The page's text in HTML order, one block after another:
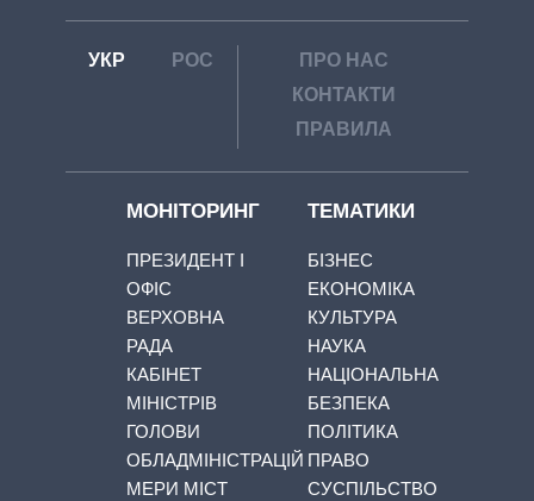
УКР РОС
ПРО НАС
КОНТАКТИ
ПРАВИЛА
МОНІТОРИНГ
ПРЕЗИДЕНТ І
ОФІС
ВЕРХОВНА
РАДА
КАБІНЕТ
МІНІСТРІВ
ГОЛОВИ
ОБЛАДМІНІСТРАЦІЙ
МЕРИ МІСТ
ТЕМАТИКИ
БІЗНЕС
ЕКОНОМІКА
КУЛЬТУРА
НАУКА
НАЦІОНАЛЬНА
БЕЗПЕКА
ПОЛІТИКА
ПРАВО
СУСПІЛЬСТВО